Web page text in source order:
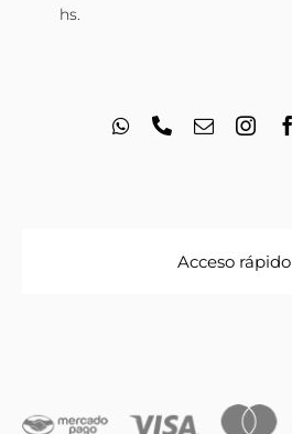
hs.
Acceso rápido
Iniciales